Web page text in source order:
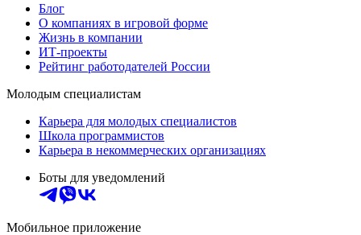
Блог
О компаниях в игровой форме
Жизнь в компании
ИТ-проекты
Рейтинг работодателей России
Молодым специалистам
Карьера для молодых специалистов
Школа программистов
Карьера в некоммерческих организациях
Боты для уведомлений
Мобильное приложение